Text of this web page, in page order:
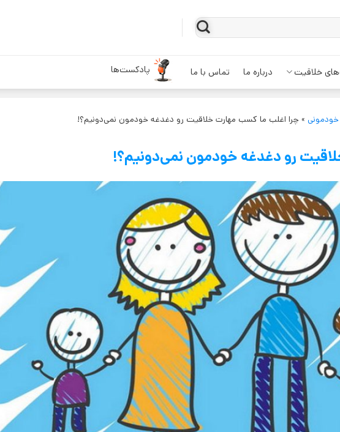
خلاقیت درباره ما تماس با ما پادکست‌ها
» چرا اغلب ما کسب مهارت خلاقیت رو دغدغه خودمون نمی‌دونیم؟!
رو دغدغه خودمون نمی‌دونیم؟!